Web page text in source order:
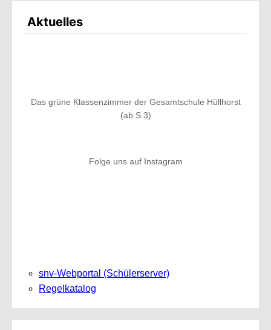
Aktuelles
Das grüne Klassenzimmer der Gesamtschule Hüllhorst
(ab S.3)
Folge uns auf Instagram
snv-Webportal (Schülerserver)
Regelkatalog